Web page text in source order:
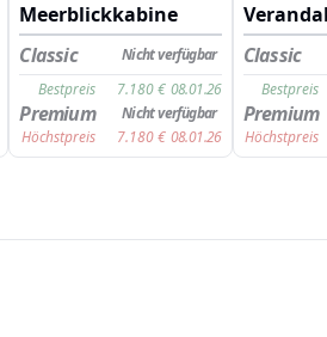
Meerblickkabine
Classic
Nicht verfügbar
Bestpreis
7.180€ 08.01.26
Premium
Nicht verfügbar
Höchstpreis
7.180€ 08.01.26
Classic
Bestpreis
Premium
Höchstpreis